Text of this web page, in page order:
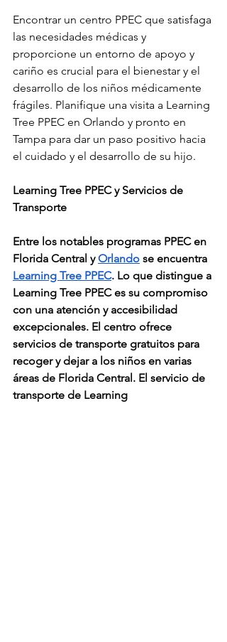
Encontrar un centro PPEC que satisfaga
las necesidades médicas y
proporcione un entorno de apoyo y
cariño es crucial para el bienestar y el
desarrollo de los niños médicamente
frágiles. Planifique una visita a Learning
Tree PPEC en Orlando y pronto en
Tampa para dar un paso positivo hacia
el cuidado y el desarrollo de su hijo.
Learning Tree PPEC y Servicios de
Transporte
Entre los notables programas PPEC en
Florida Central y Orlando se encuentra
Learning Tree PPEC. Lo que distingue a
Learning Tree PPEC es su compromiso
con una atención y accesibilidad
excepcionales. El centro ofrece
servicios de transporte gratuitos para
recoger y dejar a los niños en varias
áreas de Florida Central. El servicio de
transporte de Learning